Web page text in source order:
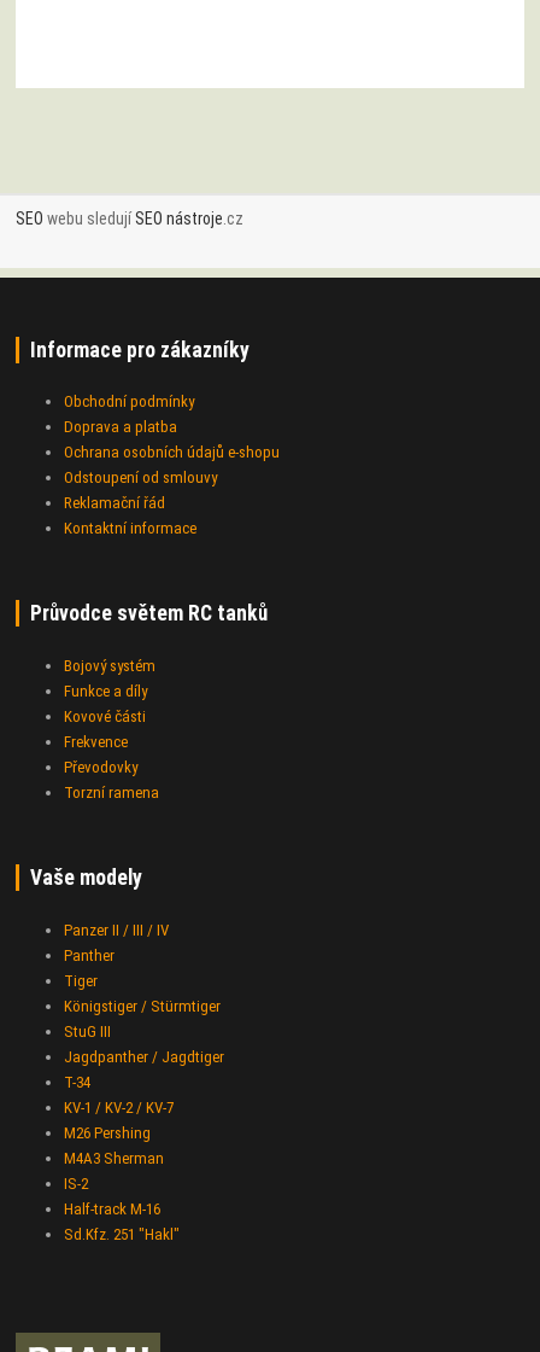
SEO webu sledujíSEO nástroje .cz
Informace pro zákazníky
Obchodní podmínky
Doprava a platba
Ochrana osobních údajů e-shopu
Odstoupení od smlouvy
Reklamační řád
Kontaktní informace
Průvodce světem RC tanků
Bojový systém
Funkce a díly
Kovové části
Frekvence
Převodovky
Torzní ramena
Vaše modely
Panzer II / III / IV
Panther
Tiger
Königstiger / Stürmtiger
StuG III
Jagdpanther / Jagdtiger
T-34
KV-1 / KV-2 / KV-7
M26 Pershing
M4A3 Sherman
IS-2
Half-track M-16
Sd.Kfz. 251 "Hakl"